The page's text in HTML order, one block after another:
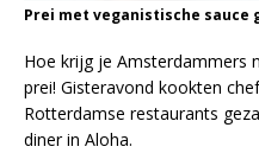
Prei met veganistische sauce
Hoe krijg je Amsterdammers
prei! Gisteravond kookten
Rotterdamse restaurants
diner in Aloha.